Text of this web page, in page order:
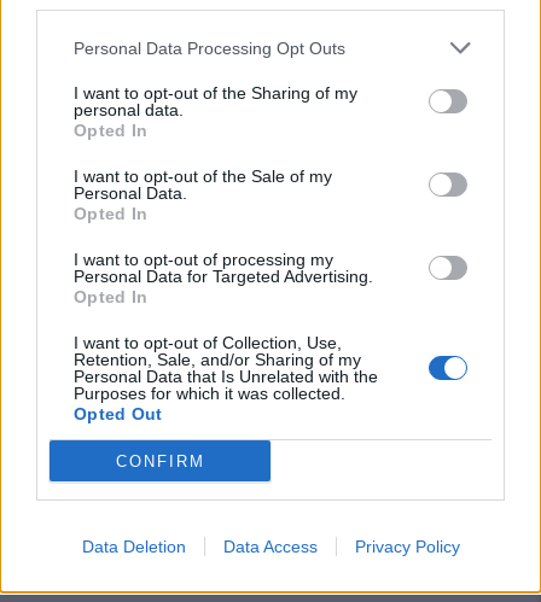
Personal Data Processing Opt Outs
I want to opt-out of the Sharing of my
personal data.
Opted In
I want to opt-out of the Sale of my
Personal Data.
Opted In
I want to opt-out of processing my
Personal Data for Targeted Advertising.
Opted In
I want to opt-out of Collection, Use,
Retention, Sale, and/or Sharing of my
Personal Data that Is Unrelated with the
Purposes for which it was collected.
Opted Out
CONFIRM
Data Deletion Data Access Privacy Policy
19 Nicolas Ricci Carbonia 3